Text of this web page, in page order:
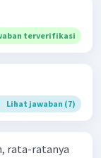
terverifikasi
Lihat jawaban (7)
rata-ratanya